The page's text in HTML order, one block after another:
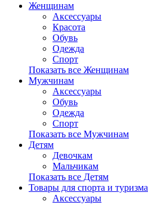
Женщинам
Аксессуары
Красота
Обувь
Одежда
Спорт
Показать все Женщинам
Мужчинам
Аксессуары
Обувь
Одежда
Спорт
Показать все Мужчинам
Детям
Девочкам
Мальчикам
Показать все Детям
Товары для спорта и туризма
Аксессуары